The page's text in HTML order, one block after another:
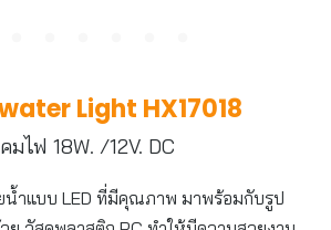
Light HX17018
มไฟ 18W. /12V. DC
น้ำแบบ LED ที่มีคุณภาพ มาพร้อมกับรูป